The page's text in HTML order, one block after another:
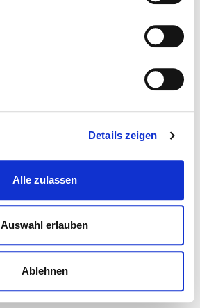
Details zeigen
Alle zulassen
Auswahl erlauben
Ablehnen